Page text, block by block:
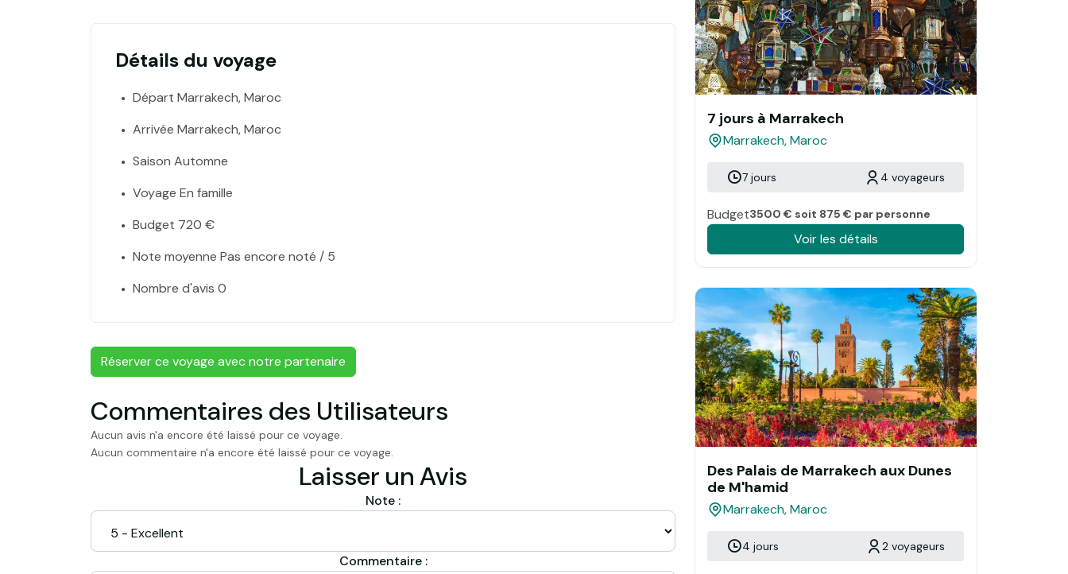
Détails du voyage
Départ Marrakech, Maroc
Arrivée Marrakech, Maroc
Saison Automne
Voyage En famille
Budget 720 €
Note moyenne Pas encore noté / 5
Nombre d'avis 0
Réserver ce voyage avec notre partenaire
Commentaires des Utilisateurs
Aucun avis n'a encore été laissé pour ce voyage.
Aucun commentaire n'a encore été laissé pour ce voyage.
Laisser un Avis
Note :
Commentaire :
7 jours à Marrakech
Marrakech, Maroc
7 jours 4 voyageurs
Budget3500 € soit 875 € par personne
Voir les détails
Des Palais de Marrakech aux Dunes
de M'hamid
Marrakech, Maroc
4 jours 2 voyageurs